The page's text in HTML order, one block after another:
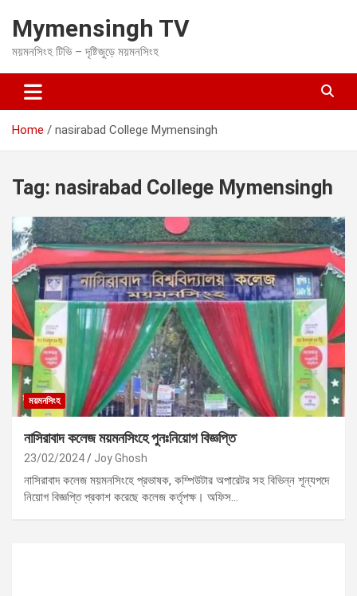
t
c
Mymensingh TV
ময়মনসিংহ টিভি – দৃষ্টিজুড়ে ময়মনসিংহ
Home nasirabad College Mymensingh
Tag: nasirabad College Mymensingh
ময়মনসিংহ
নাসিরাবাদ কলেজ ময়মনসিংহে পুনঃনিয়োগ বিজ্ঞপ্তি
23/02/2024 Joy Ghosh
নাসিরাবাদ কলেজ ময়মনসিংহে প্রভাষক, কম্পিউটার অপারেটর সহ বিভিন্ন শূন্যপদে
নিয়োগ বিজ্ঞপ্তি প্রকাশ করেছে কলেজ কর্তৃপক্ষ। অফিস…